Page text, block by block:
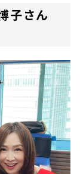
子さん